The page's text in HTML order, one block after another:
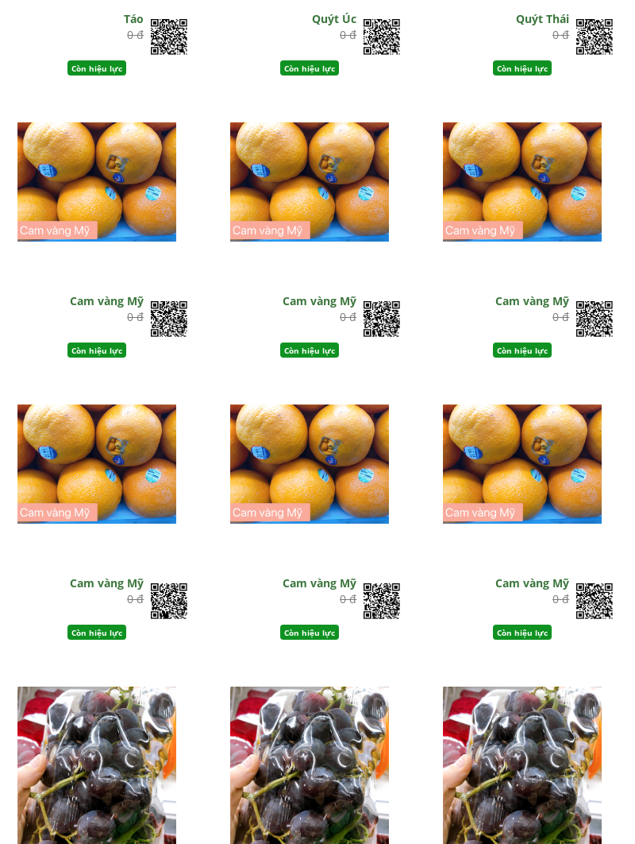
Táo
0 đ
Còn hiệu lực
Quýt Úc
0 đ
Còn hiệu lực
Quýt Thái
0 đ
Còn hiệu lực
Cam vàng Mỹ
0 đ
Còn hiệu lực
Cam vàng Mỹ
0 đ
Còn hiệu lực
Cam vàng Mỹ
0 đ
Còn hiệu lực
Cam vàng Mỹ
0 đ
Còn hiệu lực
Cam vàng Mỹ
0 đ
Còn hiệu lực
Cam vàng Mỹ
0 đ
Còn hiệu lực